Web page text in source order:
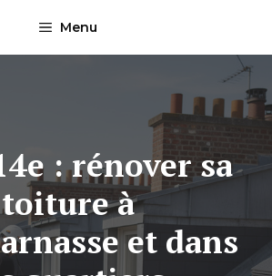
Menu
: rénover sa
toiture à
et dans